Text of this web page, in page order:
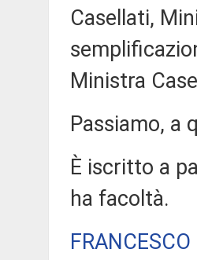
Casellati,
Ministra
Passiamo, a
È iscritto a
ha facoltà.